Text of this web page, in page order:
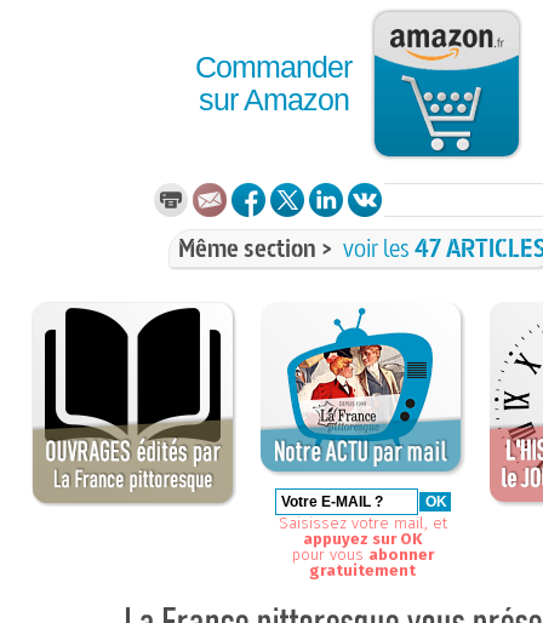
Commander
sur Amazon
Même section > voir les47
Saisissez votre mail, et
appuyez sur OK
pour vous abonner
gratuitement